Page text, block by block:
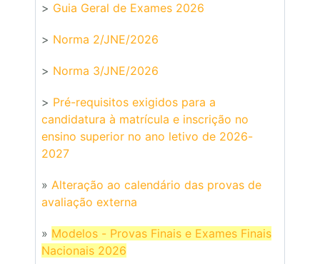
> Guia Geral de Exames 2026
> Norma 2/JNE/2026
> Norma 3/JNE/2026
> Pré-requisitos exigidos para a
candidatura à matrícula e inscrição no
ensino superior no ano letivo de 2026-
2027
» Alteração ao calendário das provas de
avaliação externa
» Modelos - Provas Finais e Exames Finais
Nacionais 2026